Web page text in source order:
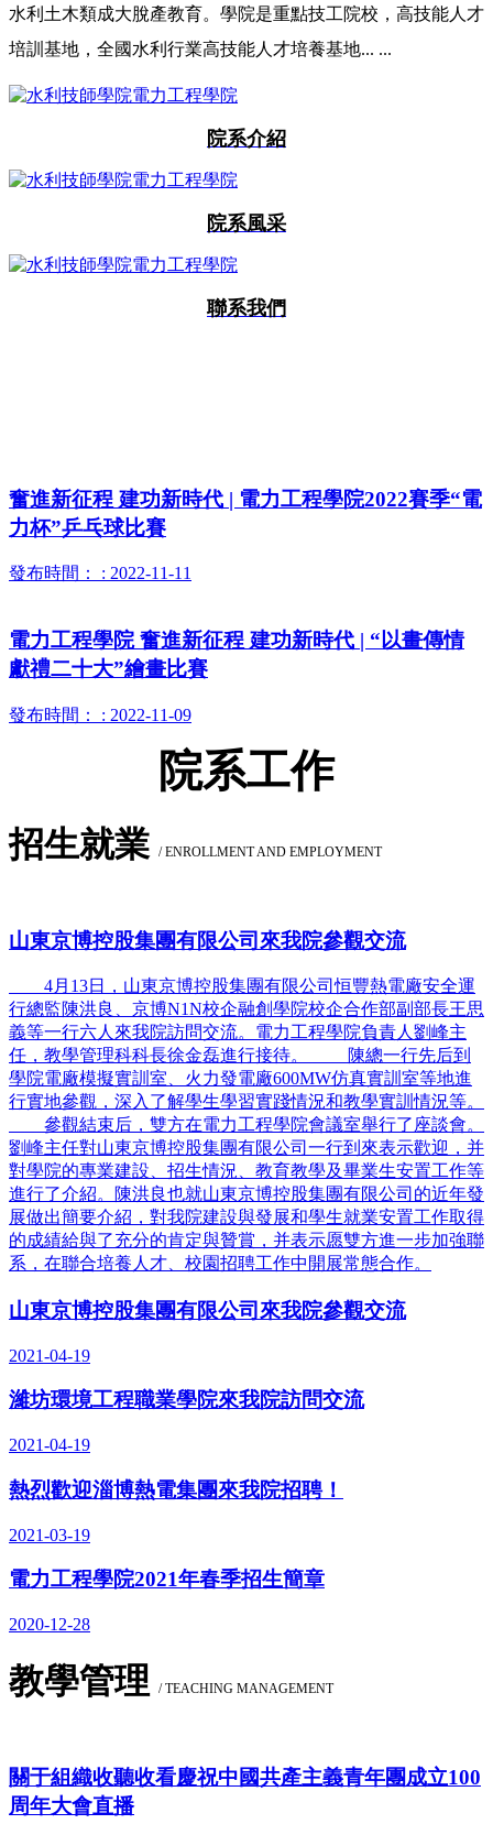
水利土木類成大脫產教育。學院是重點技工院校，高技能人才
培訓基地，全國水利行業高技能人才培養基地... ...
院系介紹
院系風采
聯系我們
奮進新征程 建功新時代 | 電力工程學院2022賽季“電
力杯”乒乓球比賽
發布時間： : 2022-11-11
電力工程學院 奮進新征程 建功新時代 | “以畫傳情
獻禮二十大”繪畫比賽
發布時間： : 2022-11-09
院系工作
招生就業 / ENROLLMENT AND EMPLOYMENT
山東京博控股集團有限公司來我院參觀交流
4月13日，山東京博控股集團有限公司恒豐熱電廠安全運
行總監陳洪良、京博N1N校企融創學院校企合作部副部長王思
義等一行六人來我院訪問交流。電力工程學院負責人劉峰主
任，教學管理科科長徐金磊進行接待。 陳總一行先后到
學院電廠模擬實訓室、火力發電廠600MW仿真實訓室等地進
行實地參觀，深入了解學生學習實踐情況和教學實訓情況等。
參觀結束后，雙方在電力工程學院會議室舉行了座談會。
劉峰主任對山東京博控股集團有限公司一行到來表示歡迎，并
對學院的專業建設、招生情況、教育教學及畢業生安置工作等
進行了介紹。陳洪良也就山東京博控股集團有限公司的近年發
展做出簡要介紹，對我院建設與發展和學生就業安置工作取得
的成績給與了充分的肯定與贊賞，并表示愿雙方進一步加強聯
系，在聯合培養人才、校園招聘工作中開展常態合作。
山東京博控股集團有限公司來我院參觀交流
2021-04-19
濰坊環境工程職業學院來我院訪問交流
2021-04-19
熱烈歡迎淄博熱電集團來我院招聘！
2021-03-19
電力工程學院2021年春季招生簡章
2020-12-28
教學管理 / TEACHING MANAGEMENT
關于組織收聽收看慶祝中國共產主義青年團成立100
周年大會直播